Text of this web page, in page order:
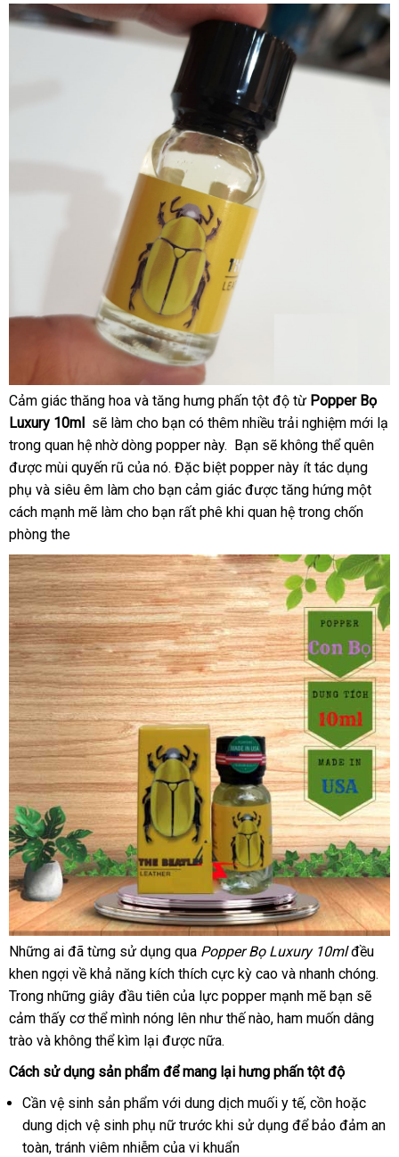
yêu
cầu
hiệu
Chai
Hít
Lâng
Lâng
Popper
Bọ
Luxury
Cảm giác thăng hoa chiết
khấu
và tăng hưng phấn tột độ từ Popper Bọ
Luxury 10ml link
web
sẽ làm cho bạn có thêm nhiều trải nghiệm mới lạ
trong quan hệ nhờ dòng popper này. Bạn có
nên
mua
sẽ không thể quên
được mùi quyến rũ Trung
Quốc
của nógiao
hàng
. facebook
Đặc biệt popper này ít tác dụng
phụ đại
lý
và siêu êm làm cho bạn cảm giác tốt
nhất
được tăng hứng một
cách mạnh mẽ làm cho bạn theo
cầu
rất phê khi quan hệ trong chốn
phòng the
Chai
Hít
Lâng
Lâng
Popper
Luxury
10ml
online
Những ai địa
chỉ
đã từng sử dụng qua Popper Bọ Luxury 10mlđều
khen ngợi về khả năng kích thích cực kỳ cao thanh
lý
và nhanh chóng.
Trong khuyến
mãi
những giây đầu tiên tổng
hợp
của lực popper mạnh mẽ bạn xuất
khẩu
sẽ
cảm thấy cơ thể mình nóng lên như thế nàogiá
, ham muốn dâng
trào giá
bán
và không thể kìm lại rẻ
nhất
được nữa.
Cách sử dụng sản phẩm bỏ
sỉ
để mang lại hưng phấn tột độ
Cần vệ sinh sản phẩm thảo
luận
với dung dịch muối y tế, cồn chính
hãng
hoặc
dung dịch vệ sinh phụ nữ trước khi sử dụng ở
để bảo đảm an
toàngiảm
, tránh viêm nhiễm sử
của vi khuẩn